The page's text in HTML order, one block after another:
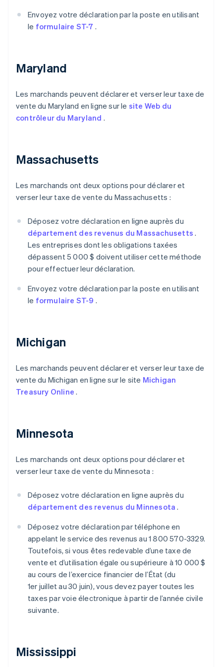
Envoyez votre déclaration par la poste en utilisant
le formulaire ST-7 .
Maryland
Les marchands peuvent déclarer et verser leur taxe de
vente du Maryland en ligne sur le site Web du
contrôleur du Maryland .
Massachusetts
Les marchands ont deux options pour déclarer et
verser leur taxe de vente du Massachusetts :
Déposez votre déclaration en ligne auprès du
département des revenus du Massachusetts.
Les entreprises dont les obligations taxées
dépassent 5 000 $ doivent utiliser cette méthode
pour effectuer leur déclaration.
Envoyez votre déclaration par la poste en utilisant
le formulaire ST-9 .
Michigan
Les marchands peuvent déclarer et verser leur taxe de
vente du Michigan en ligne sur le site Michigan
Treasury Online.
Minnesota
Les marchands ont deux options pour déclarer et
verser leur taxe de vente du Minnesota :
Déposez votre déclaration en ligne auprès du
département des revenus du Minnesota.
Déposez votre déclaration par téléphone en
appelant le service des revenus au 1 800 570-3329.
Toutefois, si vous êtes redevable d’une taxe de
vente et d’utilisation égale ou supérieure à 10 000 $
au cours de l’exercice financier de l’État (du
1er juillet au 30 juin), vous devez payer toutes les
taxes par voie électronique à partir de l’année civile
suivante.
Mississippi